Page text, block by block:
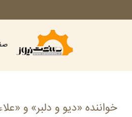
خواننده «دیو و دلبر» و